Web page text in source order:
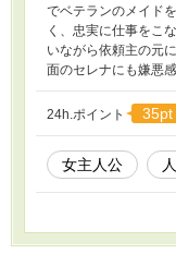
でベテランのメイド
く、忠実に仕事をこ
いながら依頼主の元
面のセレナにも嫌悪
24h.ポイント 35pt
女主人公